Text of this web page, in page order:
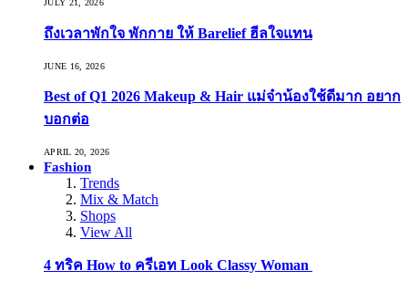
JULY 21, 2026
ถึงเวลาพักใจ พักกาย ให้ Barelief ฮีลใจแทน
JUNE 16, 2026
Best of Q1 2026 Makeup & Hair แม่จ๋าน้องใช้ดีมาก อยาก
บอกต่อ
APRIL 20, 2026
Fashion
Trends
Mix & Match
Shops
View All
4 ทริค How to ครีเอท Look Classy Woman